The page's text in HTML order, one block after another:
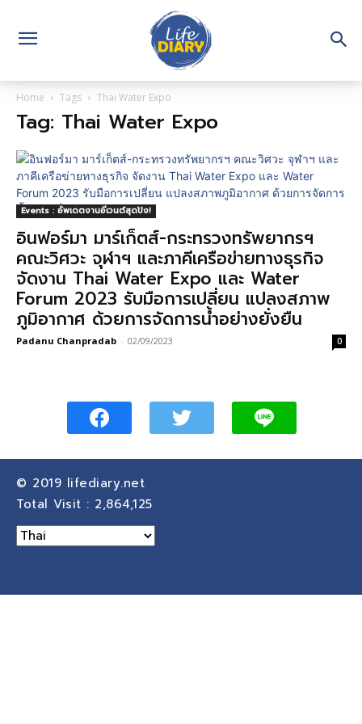
Home Tags Thai Water Expo
Tag: Thai Water Expo
Events : อัพเดตงานอีเวนต์สุดปัง!
อินฟอร์มา มาร์เก็ตส์-กระทรวงทรัพยากรฯ
คณะวิศวะ จุฬาฯ และภาคีเครือข่ายทางธุรกิจ
จัดงาน Thai Water Expo และ Water
Forum 2023 รับมือการเปลี่ยน แปลงสภาพ
ภูมิอากาศ ด้วยการจัดการน้ำอย่างยั่งยืน
Padanu Chanpradab - 02/09/2023 0
© 2019 lifediary.net
Total Visit : 2,864,125